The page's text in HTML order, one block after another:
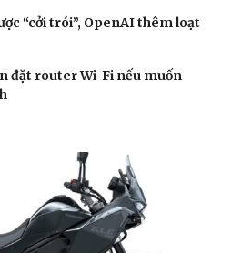
“cởi trói”, OpenAI thêm loạt
đặt router Wi-Fi nếu muốn